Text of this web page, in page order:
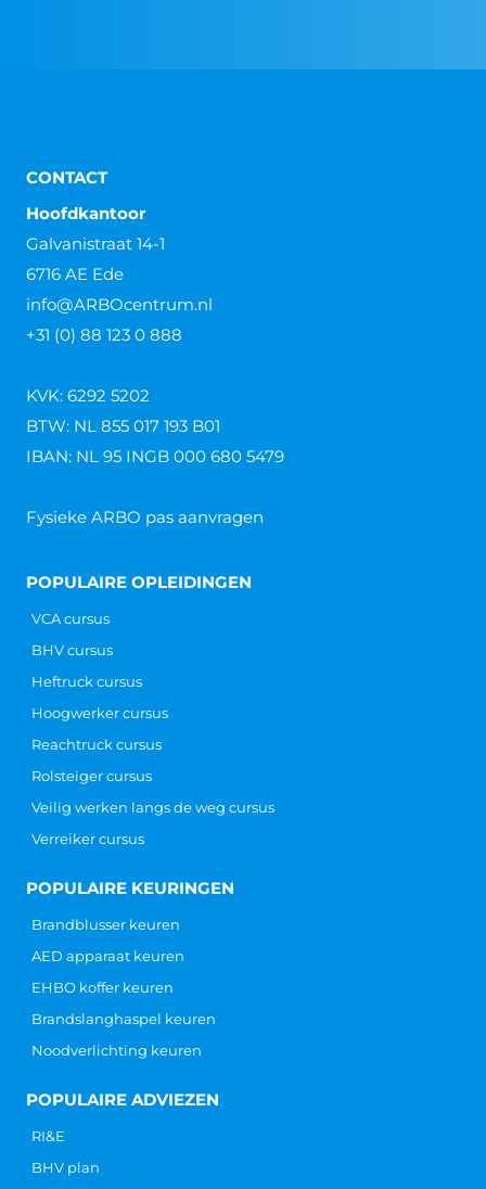
CONTACT
Hoofdkantoor
Galvanistraat 14-1
6716 AE Ede
info@ARBOcentrum.nl
+31 (0) 88 123 0 888
KVK: 6292 5202
BTW: NL 855 017 193 B01
IBAN: NL 95 INGB 000 680 5479
Fysieke ARBO pas aanvragen
POPULAIRE OPLEIDINGEN
VCA cursus
BHV cursus
Heftruck cursus
Hoogwerker cursus
Reachtruck cursus
Rolsteiger cursus
Veilig werken langs de weg cursus
Verreiker cursus
POPULAIRE KEURINGEN
Brandblusser keuren
AED apparaat keuren
EHBO koffer keuren
Brandslanghaspel keuren
Noodverlichting keuren
POPULAIRE ADVIEZEN
RI&E
BHV plan